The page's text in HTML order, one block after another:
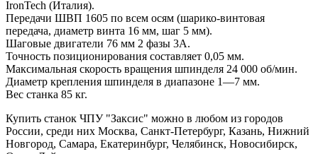
IronTech (Италия).
Передачи ШВП 1605 по всем осям (шарико-винтовая
передача, диаметр винта 16 мм, шаг 5 мм).
Шаговые двигатели 76 мм 2 фазы 3A.
Точность позиционирования составляет 0,05 мм.
Максимальная скорость вращения шпинделя 24 000 об/мин.
Диаметр крепления шпинделя в диапазоне 1—7 мм.
Вес станка 85 кг.
Купить станок ЧПУ "Заксис" можно в любом из городов
России, среди них Москва, Санкт-Петербург, Казань, Нижний
Новгород, Самара, Екатеринбург, Челябинск, Новосибирск,